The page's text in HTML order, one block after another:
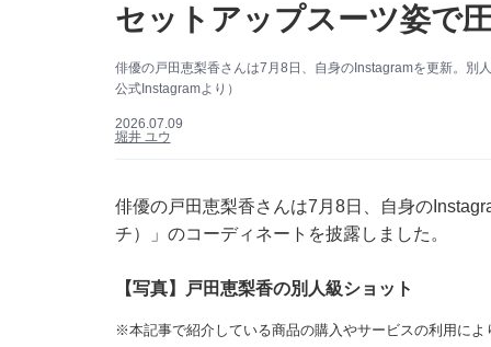
セットアップスーツ姿で
俳優の戸田恵梨香さんは7月8日、自身のInstagramを更新。別
公式Instagramより）
2026.07.09
堀井 ユウ
俳優の戸田恵梨香さんは7月8日、自身の
チ）」のコーディネートを披露しました。
【写真】戸田恵梨香の別人級ショット
※本記事で紹介している商品の購入やサービスの利用に